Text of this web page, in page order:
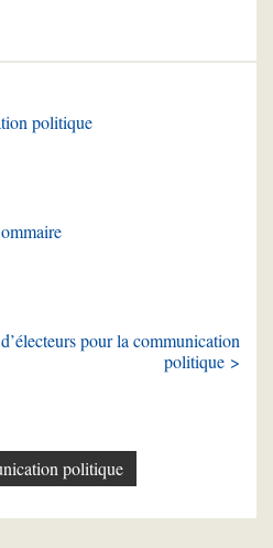
politique
pour la communication
politique >
politique